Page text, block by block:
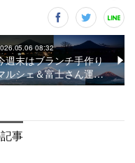
08:32
週末はブランチ手作り
ルシェ＆富士さん運…
事